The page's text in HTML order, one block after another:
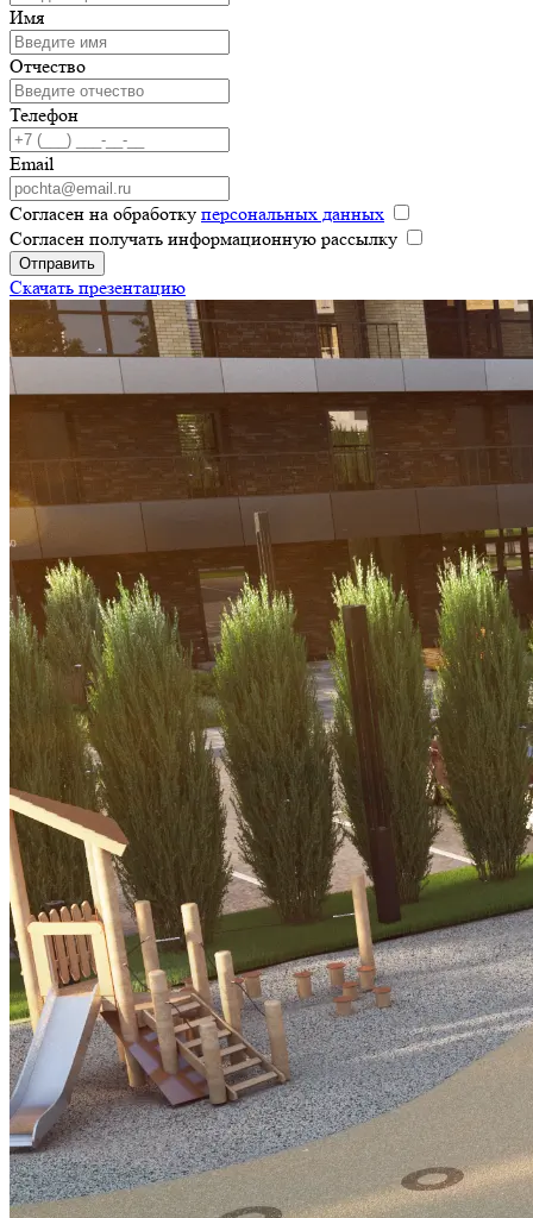
Имя
Отчество
Телефон
Email
Согласен на обработку персональных данных
Согласен получать информационную рассылку
Отправить
Скачать презентацию